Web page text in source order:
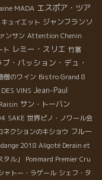
MADA エスポア・ツア
キュイエット ジャンフランソ
ンサン Attention Chenin
ト レミー・スリエ 竹富
ブ・パッション・デュ・
僧のワイン Bistro Grand 8
VINS Jean-Paul
サン・トーバン
SAKE 世界ピノ・ノワール会
ネクションのキショウ フルー
2018 Aligoté Derain et
ル」
Pommard Premier Cru
ャトー・ラゲール シェフ・タ